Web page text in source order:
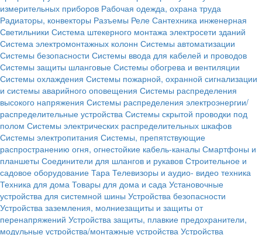
измерительных приборов Рабочая одежда, охрана труда
Радиаторы, конвекторы Разъемы Реле Сантехника инженерная
Светильники Система штекерного монтажа электросети зданий
Система электромонтажных колонн Системы автоматизации
Системы безопасности Системы ввода для кабелей и проводов
Системы защиты шланговые Системы обогрева и вентиляции
Системы охлаждения Системы пожарной, охранной сигнализации
и системы аварийного оповещения Системы распределения
высокого напряжения Системы распределения электроэнергии/
распределительные устройства Системы скрытой проводки под
полом Системы электрических распределительных шкафов
Системы электропитания Системы, препятствующие
распространению огня, огнестойкие кабель-каналы Смартфоны и
планшеты Соединители для шлангов и рукавов Строительное и
садовое оборудование Тара Телевизоры и аудио- видео техника
Техника для дома Товары для дома и сада Установочные
устройства для системной шины Устройства безопасности
Устройства заземления, молниезащиты и защиты от
перенапряжений Устройства защиты, плавкие предохранители,
модульные устройства/монтажные устройства Устройства